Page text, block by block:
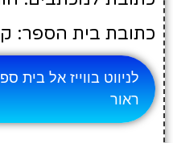
כתובת בית הספר:
לניווט בווייז אל בית
ראור